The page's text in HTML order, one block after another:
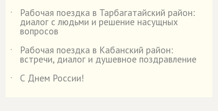
˙
Рабочая поездка в Тарбагатайский район:
диалог с людьми и решение насущных
вопросов
˙
Рабочая поездка в Кабанский район:
встречи, диалог и душевное поздравление
˙
С Днем России!